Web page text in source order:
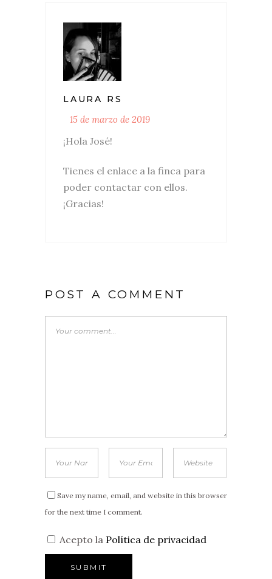
LAURA RS
15 de marzo de 2019
¡Hola José!
Tienes el enlace a la finca para
poder contactar con ellos.
¡Gracias!
POST A COMMENT
Save my name, email, and website in this browser
for the next time I comment.
Acepto la Política de privacidad